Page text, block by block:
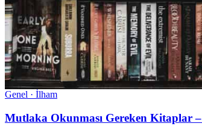
Genel · İlham
Mutlaka Okunması Gereken Kitaplar